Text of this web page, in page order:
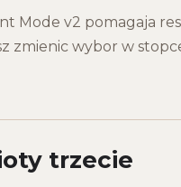
Mode v2 pomagaja
zmienic wybor w
trzecie